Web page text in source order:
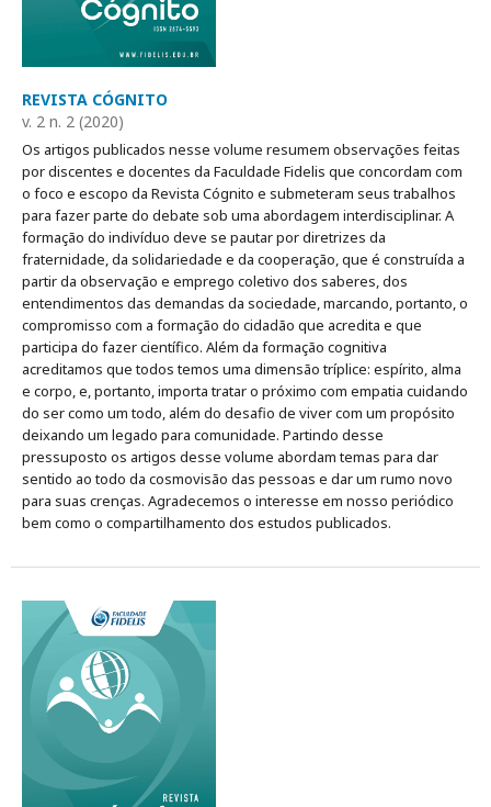
REVISTA CÓGNITO
v. 2 n. 2 (2020)
Os artigos publicados nesse volume resumem observações feitas
por discentes e docentes da Faculdade Fidelis que concordam com
o foco e escopo da Revista Cógnito e submeteram seus trabalhos
para fazer parte do debate sob uma abordagem interdisciplinar. A
formação do indivíduo deve se pautar por diretrizes da
fraternidade, da solidariedade e da cooperação, que é construída a
partir da observação e emprego coletivo dos saberes, dos
entendimentos das demandas da sociedade, marcando, portanto, o
compromisso com a formação do cidadão que acredita e que
participa do fazer científico. Além da formação cognitiva
acreditamos que todos temos uma dimensão tríplice: espírito, alma
e corpo, e, portanto, importa tratar o próximo com empatia cuidando
do ser como um todo, além do desafio de viver com um propósito
deixando um legado para comunidade. Partindo desse
pressuposto os artigos desse volume abordam temas para dar
sentido ao todo da cosmovisão das pessoas e dar um rumo novo
para suas crenças. Agradecemos o interesse em nosso periódico
bem como o compartilhamento dos estudos publicados.